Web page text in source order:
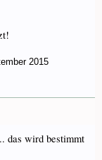
2015
das wird bestimmt